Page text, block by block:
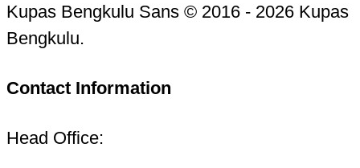
Kupas Bengkulu Sans © 2016 - 2026 Kupas
Bengkulu.
Contact Information
Head Office: